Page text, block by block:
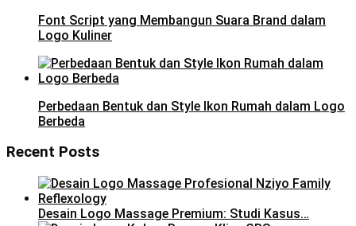
Font Script yang Membangun Suara Brand dalam
Logo Kuliner
Perbedaan Bentuk dan Style Ikon Rumah dalam Logo
Berbeda
Recent Posts
Desain Logo Massage Premium: Studi Kasus…